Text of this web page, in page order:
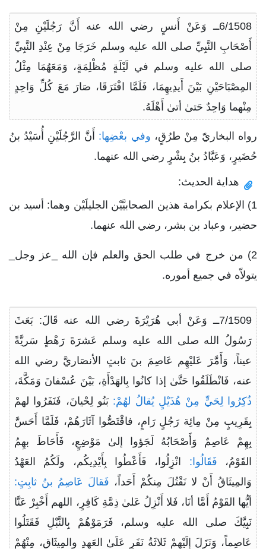
6/1508ــ وَعَنْ أَنسٍ رضي الله عنه أَنَّ رَجُلَيْنِ مِنْ
أَصْحَابِ النَّبِيِّ صلى الله عليه وسلم خَرَجَا مِنْ عِنْدِ النَّبِيِّ
صلى الله عليه وسلم في لَيْلَةٍ مُظْلِمَةٍ، وَمَعَهُمَا مِثْلُ
المِصْبَاحَيْنِ بَيْنَ أَيدِيهِمَا، فَلَمَّا افْتَرَقَا، صَارَ مَعَ كُلِّ وَاحِدٍ
مِنْهما وَاحِدٌ حَتىٰ أتىٰ أَهْلَهُ.
رواه البخاريّ مِنْ طرُقٍ، وفي بعْضِها: أَنَّ الرَّجُلَيْنِ أُسَيْدُ بنُ
حُضَيرٍ، وَعَبَّادُ بنُ بِشْرٍ رضي الله عنهما.
هداية الحديث:
1) الإعلام بكرامة هذين الصحابيَّيْن الجليلَيْن وهما: أسيد بن
حضير، وعباد بن بشر، رضي الله عنهما.
2) من خرج في طلب الحق والعلم فإن الله _عز وجل_
يتولاّه في جميع أموره.
7/1509ــ وَعَنْ أبي هُرَيْرَةَ رضي الله عنه قَالَ: بَعَثَ
رَسُولُ الله صلى الله عليه وسلم عَشرَةَ رَهْطٍ سَريَّةً
عيناً، وَأَمَّرَ عَليْهِم عَاصِمَ بنَ ثابتٍ الأنصَاريَّ رضي الله
عنه، فَانْطَلَقُوا حَتَّىٰ إذا كانُوا بِالهَدْأَةِ، بَيْنَ عُسْفانَ وَمَكَّةَ،
ذُكِرُوا لِحَيٍّ مِنْ هُذَيْلٍ يُقالُ لهُمْ: بَنُو لِحْيانَ، فَنَفَرُوا لهمْ
بِقَرِيبٍ مِنْ مِائِة رَجُلٍ رَامٍ، فاقْتَصُّوا آثَارَهُمْ، فَلَمَّا أَحَسَّ
بِهِمْ عَاصِمٌ وَأَصْحَابُهُ لَجَؤوا إلىٰ مَوْضِعٍ، فَأَحَاطَ بهِمُ
القَوْمُ، فَقَالُوا: انْزِلُوا، فَأَعْطُوا بِأَيْدِيكُم، ولَكُمُ العَهْدُ
وَالمِيثَاقُ أَنْ لا نَقْتُلَ مِنكُمْ أَحَداً، فَقالَ عَاصِمُ بنُ ثابِتٍ:
أيُّها القَوْمُ أَمَّا أنَا، فَلا أَنْزِلُ عَلىٰ ذِمَّةِ كَافِرٍ، اللهم أَخْبِرْ عَنَّا
نَبِيَّكَ صلى الله عليه وسلم، فَرَمَوْهُمْ بِالنَّبْلِ فَقَتَلُوا
عَاصِماً، وَنَزَلَ إلَيْهِمْ ثَلاثَةُ نَفَرٍ عَلَىٰ العَهدِ والمِيثَاقِ، مِنْهُمْ